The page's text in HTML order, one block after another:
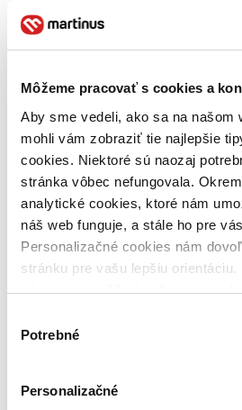
Môžeme pracovať s cookies a
Aby sme vedeli, ako sa na našom
mohli vám zobraziť tie najlepšie
cookies. Niektoré sú naozaj
stránka vôbec nefungovala.
analytické cookies, ktoré nám
náš web funguje, a stále ho pre
Personalizačné cookies nám
stránku pre vašu lepšiu
nám zas umožňujú zobrazenie
nám pomohlo, keby sme mohli
súhlasu
Potrebné
Personalizačné
pripravujeme (0 titulov)
dostupná (bez vypredaných)
vypredaných)
Nové / čítané
nová (0 titulov)nová
čítaná (0 titulov)čítaná
čítaná - výborný stav (0 titulov)
čítaná - mierne opotrebovaná (0
opotrebovaná
čítané verzie vypredaných